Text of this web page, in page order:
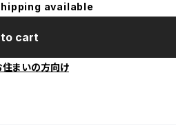
available
cart
まいの方向け